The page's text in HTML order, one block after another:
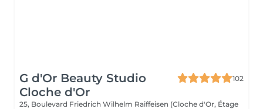
G d'Or Beauty Studio
Cloche d'Or
102
25, Boulevard Friedrich Wilhelm Raiffeisen (Cloche d'Or, Étage